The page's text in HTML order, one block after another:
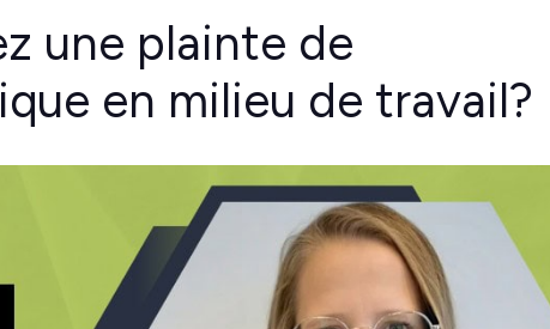
Expertise juridique RH
Expertise juridique RH complète
Attirer les meilleurs candidats
Chasse de têtes
Trouvez le talent idéal
une plainte de
en milieu de travail?